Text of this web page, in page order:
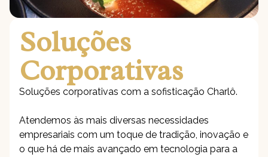
Soluções
Corporativas
Soluções corporativas com a sofisticação Charlô.
Atendemos às mais diversas necessidades
empresariais com um toque de tradição, inovação e
o que há de mais avançado em tecnologia para a